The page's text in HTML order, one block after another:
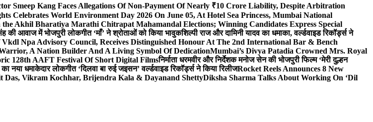
Smeep Kang Faces Allegations Of Non-Payment Of Nearly ₹10 Crore Liability, Despite Arbitration
Celebrates World Environment Day 2026 On June 05, At Hotel Sea Princess, Mumbai National
Akhil Bharatiya Marathi Chitrapat Mahamandal Elections; Winning Candidates Express Special
की आवाज में भोजपुरी लोकगीत ‘माँ’ ने श्रोताओं को किया भावुकशिल्पी राज और दामिनी यादव का धमाका, वर्ल्डवाइड रिकॉर्ड्स ने
Npa Advisory Council, Receives Distinguished Honour At The 2nd International Bar & Bench
A Nation Builder And A Living Symbol Of DedicationMumbai’s Divya Patadia Crowned Mrs. Royal
128th AAFT Festival Of Short Digital Filmsनिर्माता धरमवीर और निर्देशक मनोज सेन की भोजपुरी फिल्म ‘मेरी दुल्हन
नया धमाकेदार लोकगीत ‘दिलवा बा रुई जइसन’ वर्ल्डवाइड रिकॉर्ड्स ने किया रिलीजRocket Reels Announces 8 New
Das, Vikram Kochhar, Brijendra Kala & Dayanand ShettyDiksha Sharma Talks About Working On ‘Dil